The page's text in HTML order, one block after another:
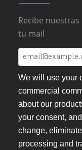
Recibe
tu mail
We will use your
commercial
about our
your consent,
change,
processing and